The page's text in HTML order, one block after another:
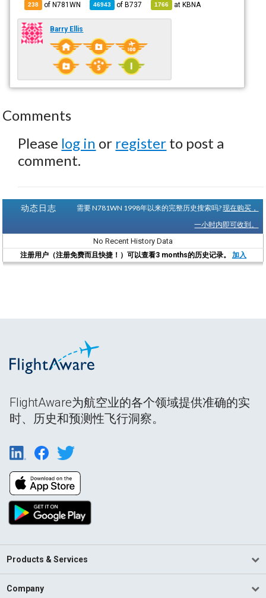
238 of N781WN 46943 ofB737 1766 atKBNA
Barry Ellis
Comments
Please log in or register to post a
comment.
动态日志 需要 N781WN 1998年以来的完整历史搜索吗?现在购买，
一小时内即可收到。
No Recent History Data
注册用户（注册免费而且快捷！）可以查看3 months的历史记录。 加入
FlightAware为航空业的各个领域提供准确的实
时、历史和预测性飞行洞察。
Products & Services
Company